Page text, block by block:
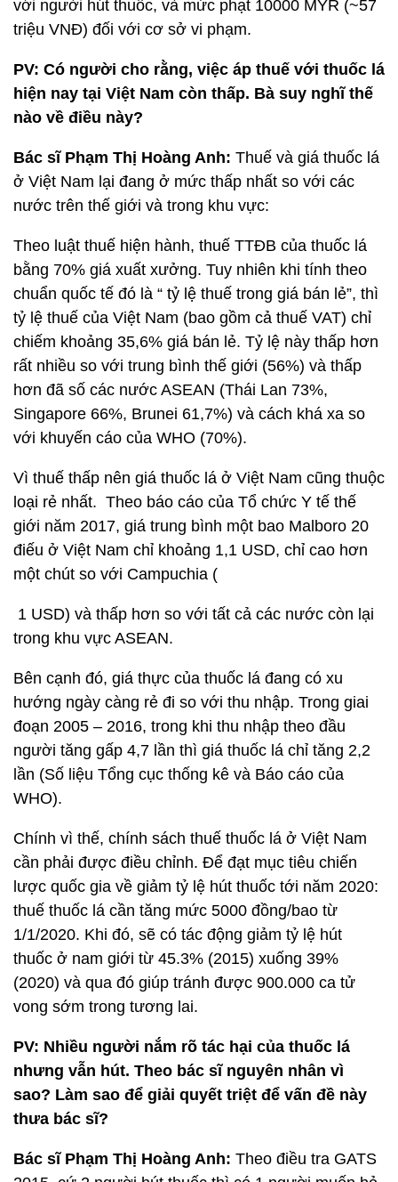
với người hút thuốc, và mức phạt 10000 MYR (~57
triệu VNĐ) đối với cơ sở vi phạm.
PV: Có người cho rằng, việc áp thuế với thuốc lá
hiện nay tại Việt Nam còn thấp. Bà suy nghĩ thế
nào về điều này?
Bác sĩ Phạm Thị Hoàng Anh: Thuế và giá thuốc lá
ở Việt Nam lại đang ở mức thấp nhất so với các
nước trên thế giới và trong khu vực:
Theo luật thuế hiện hành, thuế TTĐB của thuốc lá
bằng 70% giá xuất xưởng. Tuy nhiên khi tính theo
chuẩn quốc tế đó là “ tỷ lệ thuế trong giá bán lẻ”, thì
tỷ lệ thuế của Việt Nam (bao gồm cả thuế VAT) chỉ
chiếm khoảng 35,6% giá bán lẻ. Tỷ lệ này thấp hơn
rất nhiều so với trung bình thế giới (56%) và thấp
hơn đã số các nước ASEAN (Thái Lan 73%,
Singapore 66%, Brunei 61,7%) và cách khá xa so
với khuyến cáo của WHO (70%).
Vì thuế thấp nên giá thuốc lá ở Việt Nam cũng thuộc
loại rẻ nhất. Theo báo cáo của Tổ chức Y tế thế
giới năm 2017, giá trung bình một bao Malboro 20
điếu ở Việt Nam chỉ khoảng 1,1 USD, chỉ cao hơn
một chút so với Campuchia (
1 USD) và thấp hơn so với tất cả các nước còn lại
trong khu vực ASEAN.
Bên cạnh đó, giá thực của thuốc lá đang có xu
hướng ngày càng rẻ đi so với thu nhập. Trong giai
đoạn 2005 – 2016, trong khi thu nhập theo đầu
người tăng gấp 4,7 lần thì giá thuốc lá chỉ tăng 2,2
lần (Số liệu Tổng cục thống kê và Báo cáo của
WHO).
Chính vì thế, chính sách thuế thuốc lá ở Việt Nam
cần phải được điều chỉnh. Để đạt mục tiêu chiến
lược quốc gia về giảm tỷ lệ hút thuốc tới năm 2020:
thuế thuốc lá cần tăng mức 5000 đồng/bao từ
1/1/2020. Khi đó, sẽ có tác động giảm tỷ lệ hút
thuốc ở nam giới từ 45.3% (2015) xuống 39%
(2020) và qua đó giúp tránh được 900.000 ca tử
vong sớm trong tương lai.
PV: Nhiều người nắm rõ tác hại của thuốc lá
nhưng vẫn hút. Theo bác sĩ nguyên nhân vì
sao? Làm sao để giải quyết triệt để vấn đề này
thưa bác sĩ?
Bác sĩ Phạm Thị Hoàng Anh: Theo điều tra GATS